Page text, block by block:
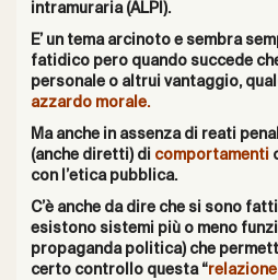
intramuraria (ALPI).
E’ un tema arcinoto e sembra
fatidico pero quando succede
personale o altrui vantaggio,
azzardo morale.
Ma anche in assenza di reati
(anche diretti) di comportamenti
con l’etica pubblica.
C’è anche da dire che si sono
esistono sistemi più o meno
propaganda politica) che
certo controllo questa “